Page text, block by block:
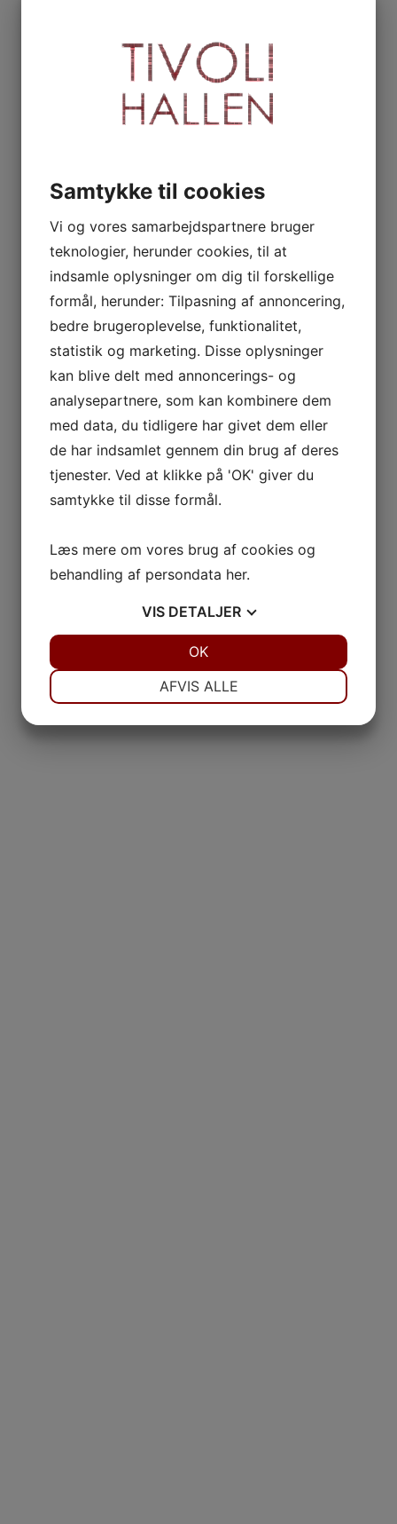
Samtykke til cookies
Vi og vores samarbejdspartnere bruger
teknologier, herunder cookies, til at
indsamle oplysninger om dig til forskellige
formål, herunder: Tilpasning af annoncering,
bedre brugeroplevelse, funktionalitet,
statistik og marketing. Disse oplysninger
kan blive delt med annoncerings- og
analysepartnere, som kan kombinere dem
med data, du tidligere har givet dem eller
de har indsamlet gennem din brug af deres
tjenester. Ved at klikke på 'OK' giver du
samtykke til disse formål.
Læs mere om vores brug af cookies og
behandling af persondata her.
VIS DETALJER
AFVIS ALLE
OK